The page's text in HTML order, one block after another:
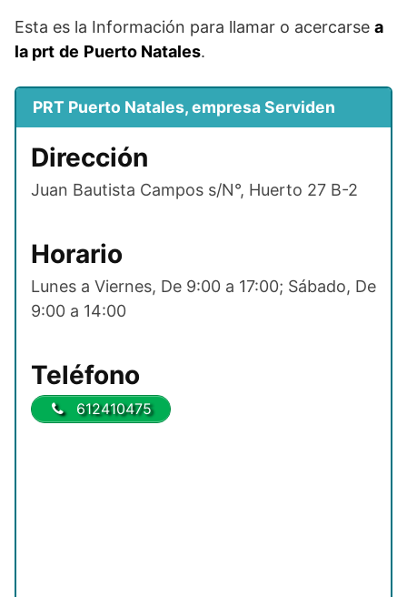
Esta es la Información para llamar o acercarse a
la prt de Puerto Natales.
PRT Puerto Natales, empresa Serviden
Dirección
Juan Bautista Campos s/N°, Huerto 27 B-2
Horario
Lunes a Viernes, De 9:00 a 17:00; Sábado, De
9:00 a 14:00
Teléfono
612410475